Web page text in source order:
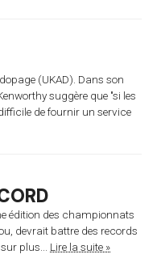
(UKAD). Dans son
suggère que "si les
de fournir un service
édition des championnats
devrait battre des records
plus... Lire la suite »